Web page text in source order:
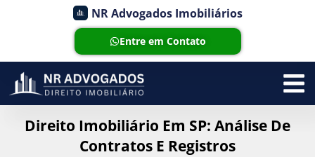
NR Advogados Imobiliários
Entre em Contato
Direito Imobiliário Em SP: Análise De
Contratos E Registros